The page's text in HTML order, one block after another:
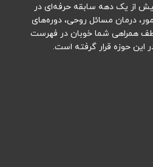
از یک دهه سابقه حرفه‌ای در
درمان مسائل روحی، دوره‌های
همراهی شما خوبان در فهرست
این حوزه قرار گرفته است.